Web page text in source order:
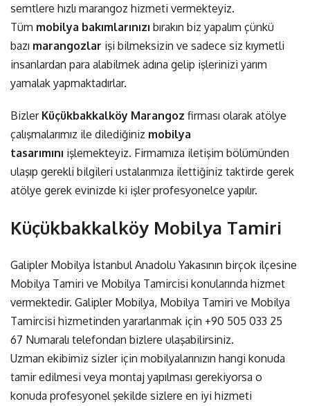
semtlere hızlı marangoz hizmeti vermekteyiz.
Tüm mobilya bakımlarınızı bırakın biz yapalım çünkü
bazı marangozlar işi bilmeksizin ve sadece siz kıymetli
insanlardan para alabilmek adına gelip işlerinizi yarım
yamalak yapmaktadırlar.
Bizler Küçükbakkalköy Marangoz firması olarak atölye
çalışmalarımız ile dilediğiniz mobilya
tasarımını işlemekteyiz. Firmamıza iletişim bölümünden
ulaşıp gerekli bilgileri ustalarımıza ilettiğiniz taktirde gerek
atölye gerek evinizde ki işler profesyonelce yapılır.
Küçükbakkalköy Mobilya Tamiri
Galipler Mobilya İstanbul Anadolu Yakasının birçok ilçesine
Mobilya Tamiri ve Mobilya Tamircisi konularında hizmet
vermektedir. Galipler Mobilya, Mobilya Tamiri ve Mobilya
Tamircisi hizmetinden yararlanmak için +90 505 033 25
67 Numaralı telefondan bizlere ulaşabilirsiniz.
Uzman ekibimiz sizler için mobilyalarınızın hangi konuda
tamir edilmesi veya montaj yapılması gerekiyorsa o
konuda profesyonel şekilde sizlere en iyi hizmeti